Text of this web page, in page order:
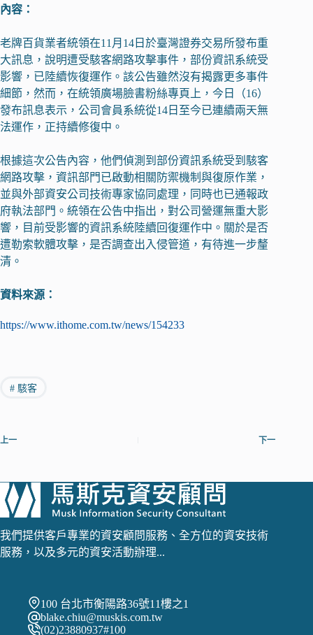
內容：
老牌百貨業者統領在11月14日於臺灣證券交易所發布重
大訊息，說明遭受駭客網路攻擊事件，部份資訊系統受
影響，已陸續恢復運作。該公告雖然沒有揭露更多事件
細節，然而，在統領廣場臉書粉絲專頁上，今日（16）
發布訊息表示，公司會員系統從14日至今已連續兩天無
法運作，正持續修復中。
根據這次公告內容，他們偵測到部份資訊系統受到駭客
網路攻擊，資訊部門已啟動相關防禦機制與復原作業，
並與外部資安公司技術專家協同處理，同時也已通報政
府執法部門。統領在公告中指出，對公司營運無重大影
響，目前受影響的資訊系統陸續回復運作中。關於是否
遭勒索軟體攻擊，是否調查出入侵管道，有待進一步釐
清。
資料來源：
https://www.ithome.com.tw/news/154233
#駭客
上一 下一
我們提供客戶專業的資安顧問服務、全方位的資安技術
服務，以及多元的資安活動辦理...
100 台北市衡陽路36號11樓之1
blake.chiu@muskis.com.tw
(02)23880937#100